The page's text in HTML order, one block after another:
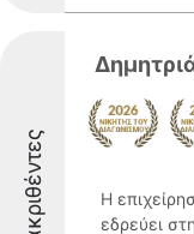
Διακριθέντες
Η
εδρεύει